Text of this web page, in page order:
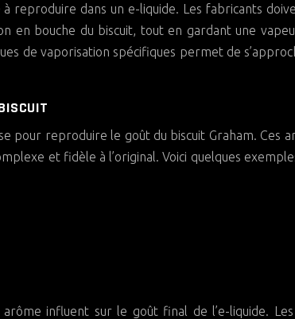
reproduire dans un e-liquide. Les fabricants
en bouche du biscuit, tout en gardant une
de vaporisation spécifiques permet de
pour reproduire le goût du biscuit Graham. Ces
et fidèle à l’original. Voici quelques
influent sur le goût final de l’e-liquide.